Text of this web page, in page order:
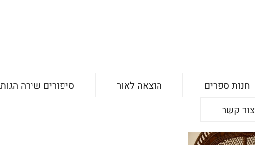
חנות ספרים הוצאה לאור סיפורים שירה הגות
צור קשר